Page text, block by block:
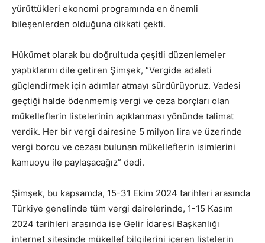
yürüttükleri ekonomi programında en önemli
bileşenlerden olduğuna dikkati çekti.
Hükümet olarak bu doğrultuda çeşitli düzenlemeler
yaptıklarını dile getiren Şimşek, “Vergide adaleti
güçlendirmek için adımlar atmayı sürdürüyoruz. Vadesi
geçtiği halde ödenmemiş vergi ve ceza borçları olan
mükelleflerin listelerinin açıklanması yönünde talimat
verdik. Her bir vergi dairesine 5 milyon lira ve üzerinde
vergi borcu ve cezası bulunan mükelleflerin isimlerini
kamuoyu ile paylaşacağız” dedi.
Şimşek, bu kapsamda, 15-31 Ekim 2024 tarihleri arasında
Türkiye genelinde tüm vergi dairelerinde, 1-15 Kasım
2024 tarihleri arasında ise Gelir İdaresi Başkanlığı
internet sitesinde mükellef bilgilerini içeren listelerin